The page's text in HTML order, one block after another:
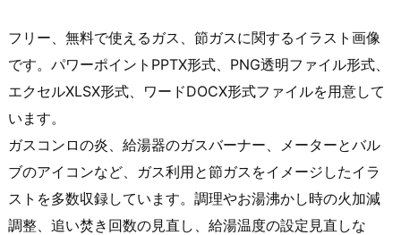
フリー、無料で使えるガス、節ガスに関するイラスト画像
です。パワーポイントPPTX形式、PNG透明ファイル形式、
エクセルXLSX形式、ワードDOCX形式ファイルを用意して
います。
ガスコンロの炎、給湯器のガスバーナー、メーターとバル
ブのアイコンなど、ガス利用と節ガスをイメージしたイラ
ストを多数収録しています。調理やお湯沸かし時の火加減
調整、追い焚き回数の見直し、給湯温度の設定見直しな